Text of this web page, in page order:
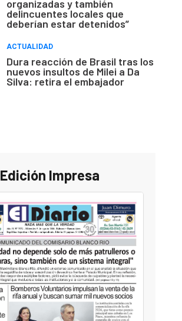
organizadas y también
delincuentes locales que
deberían estar detenidos”
ACTUALIDAD
Dura reacción de Brasil tras los
nuevos insultos de Milei a Da
Silva: retira el embajador
Edición Impresa